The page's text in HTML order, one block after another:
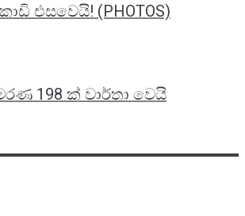
එසවෙයි! (PHOTOS)
198 ක් වාර්තා වෙයි